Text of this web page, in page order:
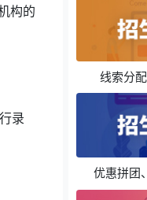
构的
录
线索分
优惠拼团